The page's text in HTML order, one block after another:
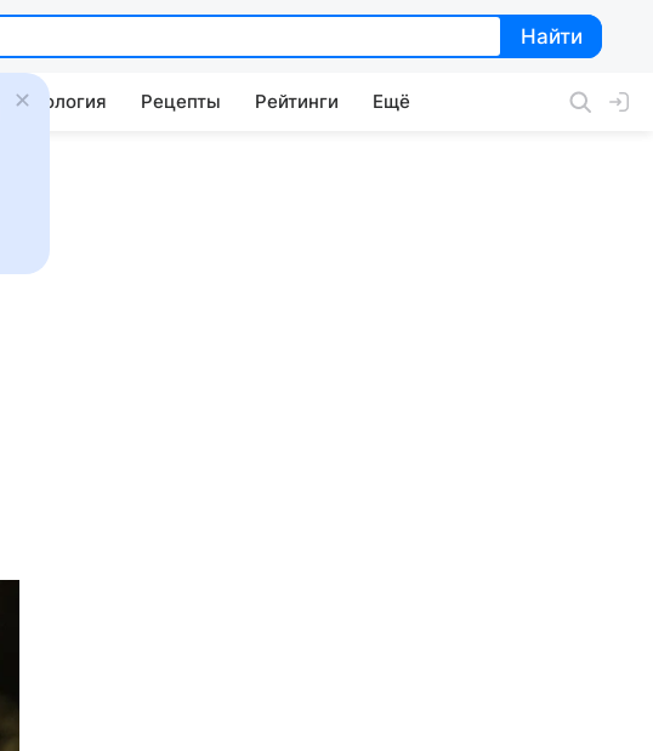
Найти
Найти
Психология Рецепты Рейтинги Ещё